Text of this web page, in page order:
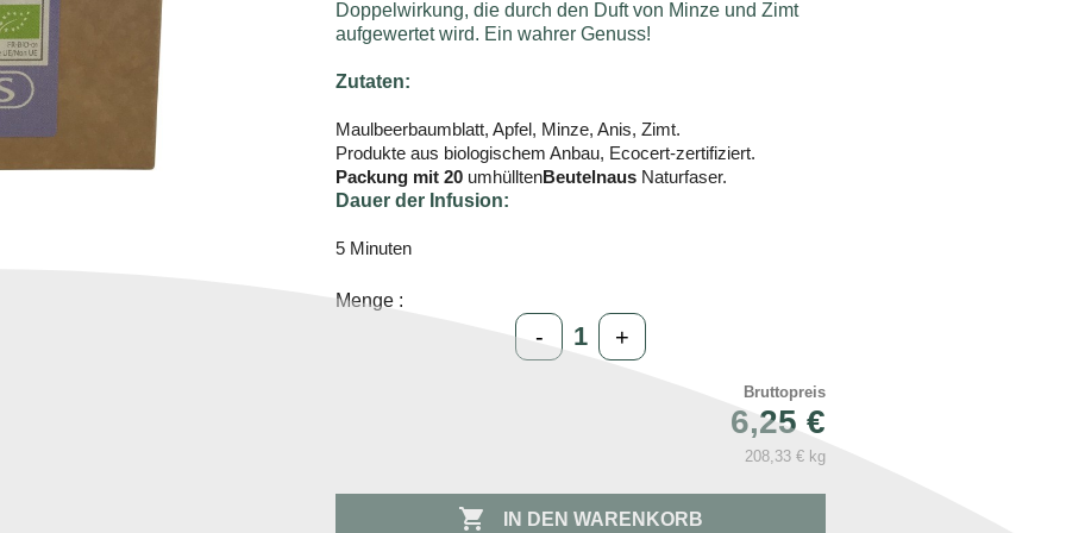
Doppelwirkung, die durch den Duft von Minze und Zimt
aufgewertet wird. Ein wahrer Genuss!
Zutaten:
Maulbeerbaumblatt, Apfel, Minze, Anis, Zimt.
Produkte aus biologischem Anbau, Ecocert-zertifiziert.
Packung mit 20 umhülltenBeutelnaus Naturfaser.
Dauer der Infusion:
5 Minuten
Menge :
- +
Bruttopreis
6,25 €
208,33 € kg
 IN DEN WARENKORB